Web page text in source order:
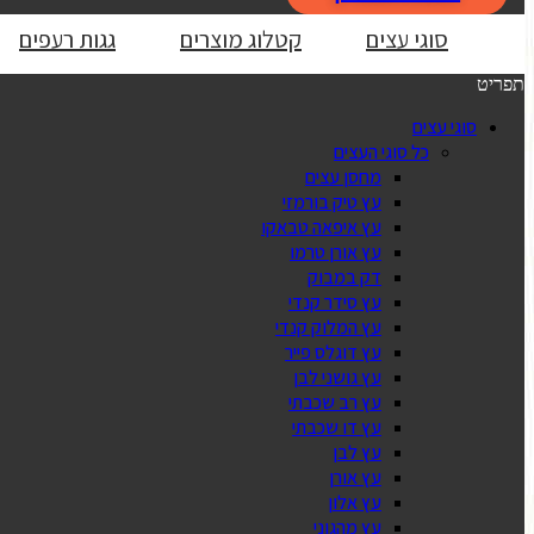
סוגי עצים קטלוג מוצרים גגות רעפים
תפריט
סוגי עצים
כל סוגי העצים
מחסן עצים
עץ טיק בורמזי
עץ איפאה טבאקו
עץ אורן טרמו
דק במבוק
עץ סידר קנדי
עץ המלוק קנדי
עץ דוגלס פייר
עץ גושני לבן
עץ רב שכבתי
עץ דו שכבתי
עץ לבן
עץ אורן
עץ אלון
עץ מהגוני